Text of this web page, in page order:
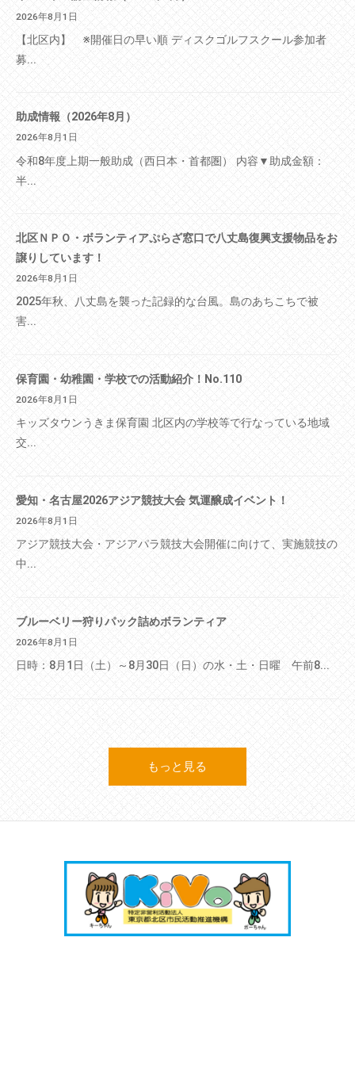
2026年8月1日
【北区内】 ※開催日の早い順 ディスクゴルフスクール参加者
募...
助成情報（2026年8月）
2026年8月1日
令和8年度上期一般助成（西日本・首都圏） 内容▼助成金額：
半...
北区ＮＰＯ・ボランティアぷらざ窓口で八丈島復興支援物品をお
譲りしています！
2026年8月1日
2025年秋、八丈島を襲った記録的な台風。島のあちこちで被
害...
保育園・幼稚園・学校での活動紹介！No.110
2026年8月1日
キッズタウンうきま保育園 北区内の学校等で行なっている地域
交...
愛知・名古屋2026アジア競技大会 気運醸成イベント！
2026年8月1日
アジア競技大会・アジアパラ競技大会開催に向けて、実施競技の
中...
ブルーベリー狩りパック詰めボランティア
2026年8月1日
日時：8月1日（土）～8月30日（日）の水・土・日曜 午前8...
もっと見る